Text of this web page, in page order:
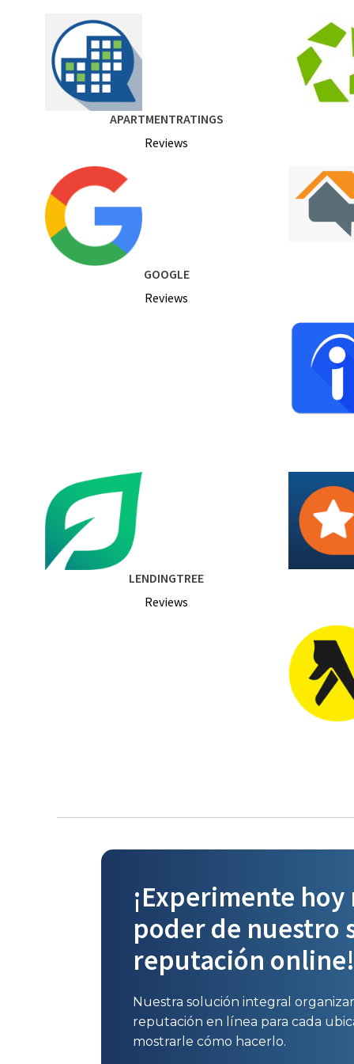
APARTMENTRATINGS
Reviews
GOOGLE
Reviews
LENDINGTREE
Reviews
¡Experimente
poder de nuestro
reputación online!
Nuestra solución integral
reputación en línea para cada
mostrarle cómo hacerlo.